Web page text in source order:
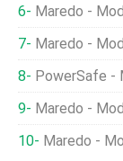
Maredo - Modèle
Maredo - Modèle
PowerSafe -
Maredo - Modèle
Maredo - Modèle